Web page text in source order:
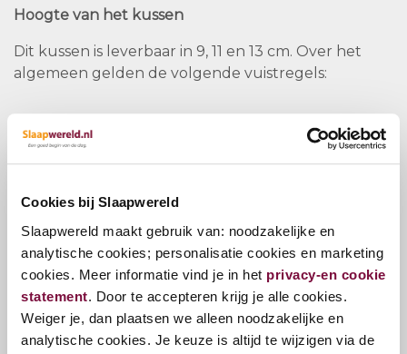
Cookies bij Slaapwereld
Slaapwereld maakt gebruik van: noodzakelijke en
analytische cookies; personalisatie cookies en marketing
cookies. Meer informatie vind je in het privacy-en cookie
statement. Door te accepteren krijg je alle cookies.
Weiger je, dan plaatsen we alleen noodzakelijke en
analytische cookies. Je keuze is altijd te wijzigen via de
Hoogte van het kussen
Dit kussen is leverbaar in 9, 11 en 13 cm. Over het
algemeen gelden de volgende vuistregels:
11 cm voor gemiddeld/brede schouders
13 cm voor de echte bredere schouders
Twijfelt u toch over de hoogte? Neem contact op
met ons voor passend advies of kom het kussen
testen in een van onze beddenwinkels!
Hygiëne
Zweet is de grootste boosdoener. Bescherm